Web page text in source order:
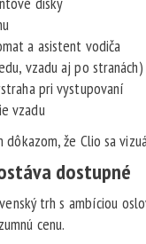
a asistent vodiča
vzadu aj po stranách)
pri vystupovaní
vzadu
že Clio sa
dostupné
trh s ambíciou
cenu.